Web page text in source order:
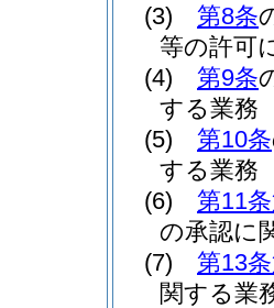
(3)
第8条
等の許可
(4)
第9条
する業務
(5)
第10条
する業務
(6)
第11
の承認に
(7)
第13
関する業